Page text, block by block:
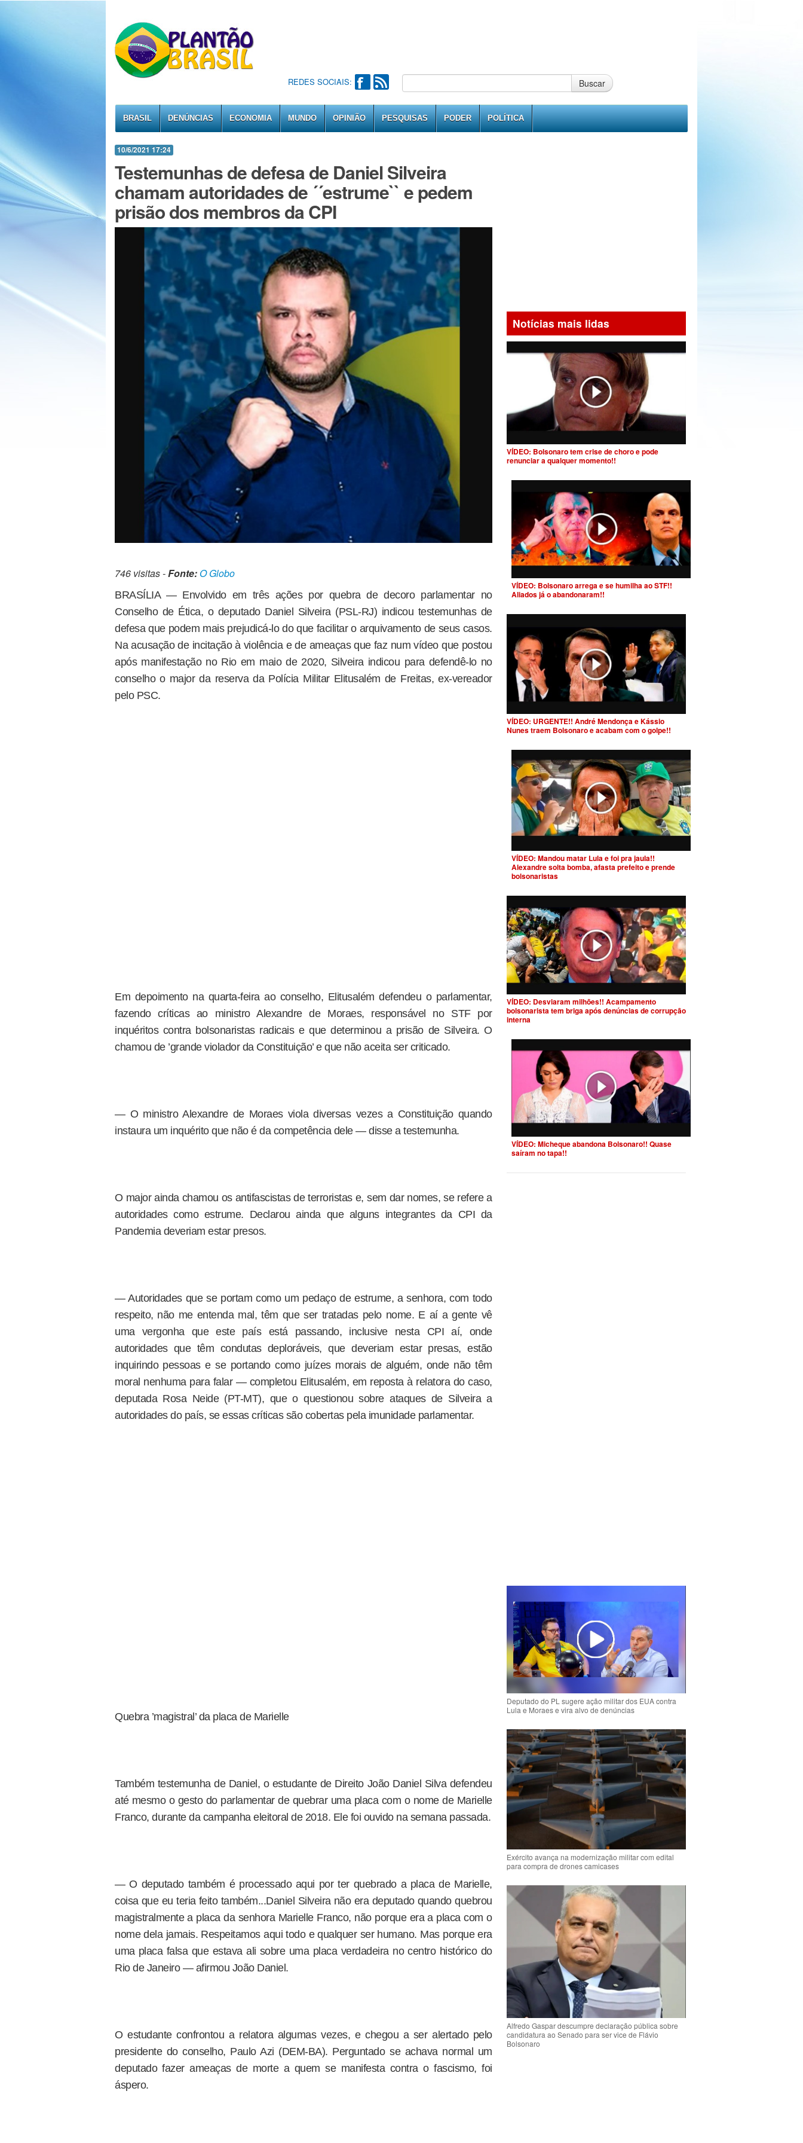
REDES SOCIAIS: Buscar
BRASIL DENÚNCIAS ECONOMIA MUNDO OPINIÃO PESQUISAS PODER POLÍTICA
10/6/2021 17:24
Testemunhas de defesa de Daniel Silveira
chamam autoridades de ´´estrume`` e pedem
prisão dos membros da CPI
746 visitas -Fonte:O Globo
BRASÍLIA — Envolvido em três ações por quebra de decoro parlamentar no
Conselho de Ética, o deputado Daniel Silveira (PSL-RJ) indicou testemunhas de
defesa que podem mais prejudicá-lo do que facilitar o arquivamento de seus casos.
Na acusação de incitação à violência e de ameaças que faz num vídeo que postou
após manifestação no Rio em maio de 2020, Silveira indicou para defendê-lo no
conselho o major da reserva da Polícia Militar Elitusalém de Freitas, ex-vereador
pelo PSC.
Em depoimento na quarta-feira ao conselho, Elitusalém defendeu o parlamentar,
fazendo críticas ao ministro Alexandre de Moraes, responsável no STF por
inquéritos contra bolsonaristas radicais e que determinou a prisão de Silveira. O
chamou de ’grande violador da Constituição’ e que não aceita ser criticado.
— O ministro Alexandre de Moraes viola diversas vezes a Constituição quando
instaura um inquérito que não é da competência dele — disse a testemunha.
O major ainda chamou os antifascistas de terroristas e, sem dar nomes, se refere a
autoridades como estrume. Declarou ainda que alguns integrantes da CPI da
Pandemia deveriam estar presos.
— Autoridades que se portam como um pedaço de estrume, a senhora, com todo
respeito, não me entenda mal, têm que ser tratadas pelo nome. E aí a gente vê
uma vergonha que este país está passando, inclusive nesta CPI aí, onde
autoridades que têm condutas deploráveis, que deveriam estar presas, estão
inquirindo pessoas e se portando como juízes morais de alguém, onde não têm
moral nenhuma para falar — completou Elitusalém, em reposta à relatora do caso,
deputada Rosa Neide (PT-MT), que o questionou sobre ataques de Silveira a
autoridades do país, se essas críticas são cobertas pela imunidade parlamentar.
Quebra ’magistral’ da placa de Marielle
Também testemunha de Daniel, o estudante de Direito João Daniel Silva defendeu
até mesmo o gesto do parlamentar de quebrar uma placa com o nome de Marielle
Franco, durante da campanha eleitoral de 2018. Ele foi ouvido na semana passada.
— O deputado também é processado aqui por ter quebrado a placa de Marielle,
coisa que eu teria feito também...Daniel Silveira não era deputado quando quebrou
magistralmente a placa da senhora Marielle Franco, não porque era a placa com o
nome dela jamais. Respeitamos aqui todo e qualquer ser humano. Mas porque era
uma placa falsa que estava ali sobre uma placa verdadeira no centro histórico do
Rio de Janeiro — afirmou João Daniel.
O estudante confrontou a relatora algumas vezes, e chegou a ser alertado pelo
presidente do conselho, Paulo Azi (DEM-BA). Perguntado se achava normal um
deputado fazer ameaças de morte a quem se manifesta contra o fascismo, foi
áspero.
Notícias mais lidas
VÍDEO: Bolsonaro tem crise de choro e pode
renunciar a qualquer momento!!
VÍDEO: Bolsonaro arrega e se humilha ao STF!!
Aliados já o abandonaram!!
VÍDEO: URGENTE!! André Mendonça e Kássio
Nunes traem Bolsonaro e acabam com o golpe!!
VÍDEO: Mandou matar Lula e foi pra jaula!!
Alexandre solta bomba, afasta prefeito e prende
bolsonaristas
VÍDEO: Desviaram milhões!! Acampamento
bolsonarista tem briga após denúncias de corrupção
interna
VÍDEO: Micheque abandona Bolsonaro!! Quase
saíram no tapa!!
Deputado do PL sugere ação militar dos EUA contra
Lula e Moraes e vira alvo de denúncias
Exército avança na modernização militar com edital
para compra de drones camicases
Alfredo Gaspar descumpre declaração pública sobre
candidatura ao Senado para ser vice de Flávio
Bolsonaro